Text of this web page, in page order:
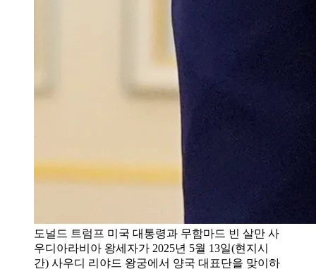
도널드 트럼프 미국 대통령과 무함마드 빈 살만 사
우디아라비아 왕세자가 2025년 5월 13일(현지시
간) 사우디 리야드 왕궁에서 양국 대표단을 맞이하